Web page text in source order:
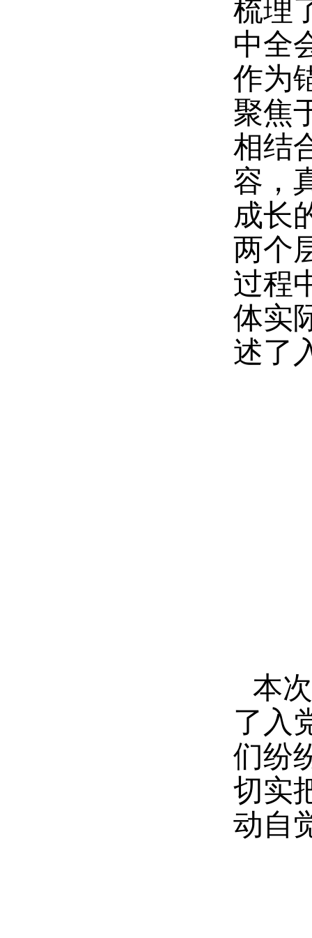
梳理
中全
作为
聚焦
相结
容，
成长
两个
过程
体实
述了
本
了入
们纷
切实
动自